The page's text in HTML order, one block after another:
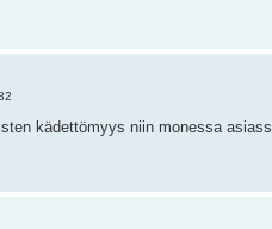
kädettömyys niin monessa